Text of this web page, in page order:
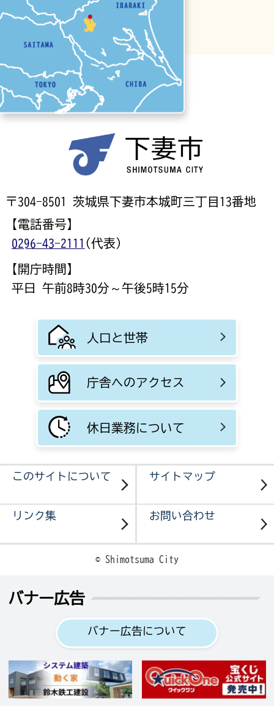
〒304-8501 茨城県下妻市本城町三丁目13番地
【電話番号】
0296-43-2111 (代表)
【開庁時間】
平日 午前8時30分～午後5時15分
人口と世帯
庁舎へのアクセス
休日業務について
このサイトについて サイトマップ
リンク集 お問い合わせ
© Shimotsuma City
バナー広告
バナー広告について